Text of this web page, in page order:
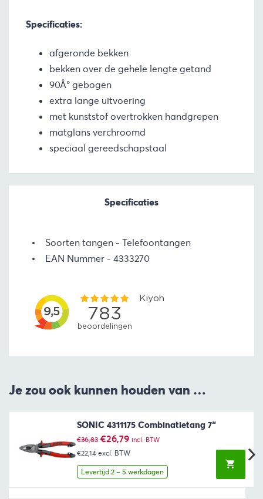
Specificaties:
afgeronde bekken
bekken over de gehele lengte getand
90Â° gebogen
extra lange uitvoering
met kunststof overtrokken handgrepen
matglans verchroomd
speciaal gereedschapstaal
Specificaties
Soorten tangen
Telefoontangen
EAN Nummer
4333270
Je zou ook kunnen houden van …
SONIC 4311175 Combinatietang 7“
€36,83 Oorspronkelijke
prijs
was:
€36,83.
€26,79Huidige
prijs
is:
€26,79.
incl. BTW
€22,14 excl. BTW
Levertijd 2 – 5 werkdagen